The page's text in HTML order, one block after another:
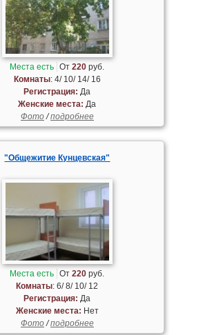
Места есть От220 руб.
Комнаты: 4/ 10/ 14/ 16
Регистрация: Да
Женские места: Да
Фото/подробнее
"Общежитие Кунцевская"
Места есть От220 руб.
Комнаты: 6/ 8/ 10/ 12
Регистрация: Да
Женские места: Нет
Фото/подробнее